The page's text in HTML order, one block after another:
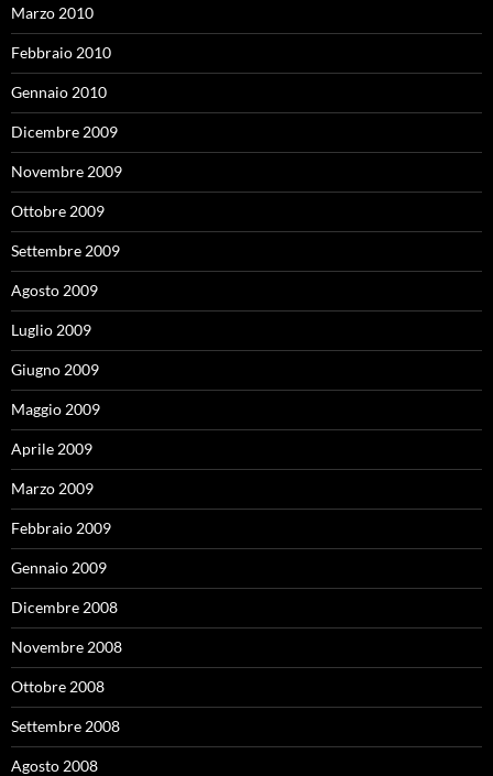
Marzo 2010
Febbraio 2010
Gennaio 2010
Dicembre 2009
Novembre 2009
Ottobre 2009
Settembre 2009
Agosto 2009
Luglio 2009
Giugno 2009
Maggio 2009
Aprile 2009
Marzo 2009
Febbraio 2009
Gennaio 2009
Dicembre 2008
Novembre 2008
Ottobre 2008
Settembre 2008
Agosto 2008